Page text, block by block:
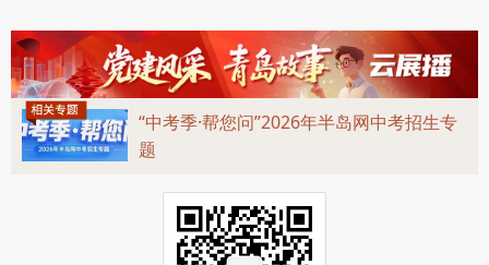
“中考季·帮您问”2026年半岛网中考招生专
题